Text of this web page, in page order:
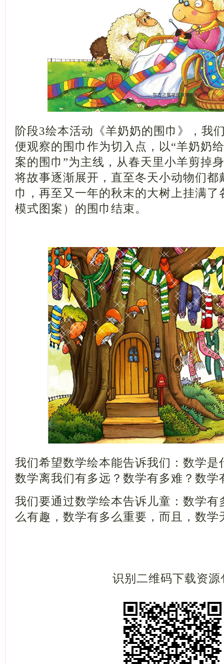
阶段3绘本活动《羊奶奶的围巾》，我
便观察的围巾作为切入点，以“羊奶奶
案的围巾”为主线，从春天里小羊剪掉
将故事逐渐展开，直至冬天小动物们都
巾，再至又一年的秋末的大树上挂满了
模式图案）的围巾结束。
我们希望数学绘本能告诉我们：数学是
数学离我们有多远？数学有多难？数学
我们要通过数学绘本告诉儿童：数学有
么有趣，数学有多么重要，而且，数学
识别二维码下载资源